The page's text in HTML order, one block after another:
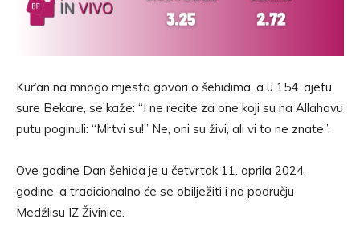
Kur’an na mnogo mjesta govori o šehidima, a u 154. ajetu
sure Bekare, se kaže: “I ne recite za one koji su na Allahovu
putu poginuli: “Mrtvi su!” Ne, oni su živi, ali vi to ne znate”.
Ove godine Dan šehida je u četvrtak 11. aprila 2024.
godine, a tradicionalno će se obilježiti i na području
Medžlisu IZ Živinice.